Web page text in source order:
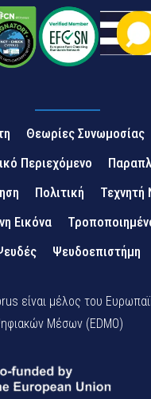
Θεωρίες Συνωμοσίας
Περιεχόμενο
Πολιτική
Τεχνητή
Εικόνα
Ψευδοεπιστήμη
είναι μέλος του
Μέσων (EDMO)